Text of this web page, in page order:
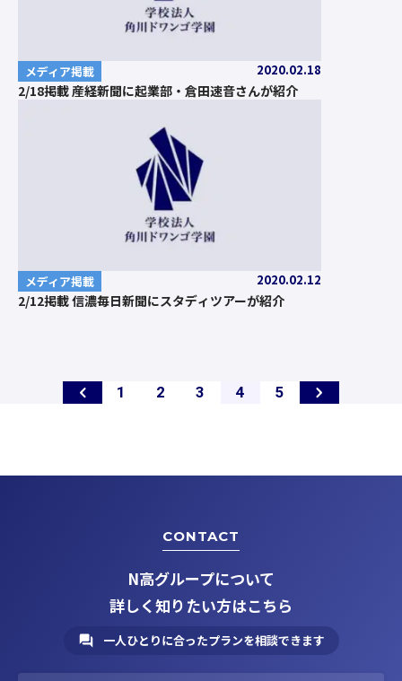
メディア掲載 2020.02.18
2/18掲載 産経新聞に起業部・倉田速音さんが紹介
メディア掲載 2020.02.12
2/12掲載 信濃毎日新聞にスタディツアーが紹介
1
ペ
ー
2
ペ
3
ペ
4
ペ
5
ペ
CONTACT
N高グループについて
詳しく知りたい方はこちら
一人ひとりに合ったプランを相談できます